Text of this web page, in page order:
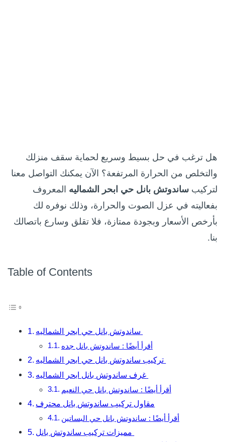
هل ترغب في حل بسيط وسريع لحماية سقف منزلك
والتخلص من الحرارة المرتفعة؟ الآن يمكنك التواصل معنا
لتركيب ساندوتش بانل حي ابحر الشماليه المعروف
بفعاليته في عزل الصوت والحرارة، وذلك نوفره لك
بأرخص الأسعار وبجودة ممتازة، فلا تقلق وسارع باتصالك
بنا.
Table of Contents
أقرأ أيضًا : ساندوتش بانل جده
أقرأ أيضًا : ساندوتش بانل حي النعيم
مقاول تركيب ساندوتش بانل محترف
أقرأ أيضًا : ساندوتش بانل حي البساتين